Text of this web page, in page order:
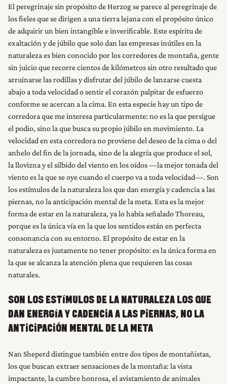
El peregrinaje sin propósito de Herzog se parece al peregrinaje de
los fieles que se dirigen a una tierra lejana con el propósito único
de adquirir un bien intangible e inverificable. Este espíritu de
exaltación y de júbilo que solo dan las empresas inútiles en la
naturaleza es bien conocido por los corredores de montaña, gente
sin juicio que recorre cientos de kilómetros sin otro resultado que
arruinarse las rodillas y disfrutar del júbilo de lanzarse cuesta
abajo a toda velocidad o sentir el corazón palpitar de esfuerzo
conforme se acercan a la cima. En esta especie hay un tipo de
corredora que me interesa particularmente: no es la que persigue
el podio, sino la que busca su propio júbilo en movimiento. La
velocidad en esta corredora no proviene del deseo de la cima o del
anhelo del fin de la jornada, sino de la alegría que produce el sol,
la llovizna y el silbido del viento en los oídos —la mejor tonada del
viento es la que se oye cuando el cuerpo va a toda velocidad—. Son
los estímulos de la naturaleza los que dan energía y cadencia a las
piernas, no la anticipación mental de la meta. Esta es la mejor
forma de estar en la naturaleza, ya lo había señalado Thoreau,
porque es la única vía en la que los sentidos están en perfecta
consonancia con su entorno. El propósito de estar en la
naturaleza es justamente no tener propósito: es la única forma en
la que se alcanza la atención plena que requieren las cosas
naturales.
SON LOS ESTÍMULOS DE LA NATURALEZA LOS QUE
DAN ENERGÍA Y CADENCIA A LAS PIERNAS, NO LA
ANTICIPACIÓN MENTAL DE LA META
Nan Sheperd distingue también entre dos tipos de montañistas,
los que buscan extraer sensaciones de la montaña: la vista
impactante, la cumbre honrosa, el avistamiento de animales